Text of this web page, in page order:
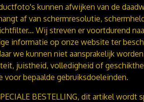
kunnen afwijken van de
af van schermresolutie,
Wij streven er voortdurend
informatie op onze website ter
we kunnen niet aansprakelijk
juistheid, volledigheid of
voor bepaalde gebruiksdoeleinden.
BESTELLING, dit artikel wordt